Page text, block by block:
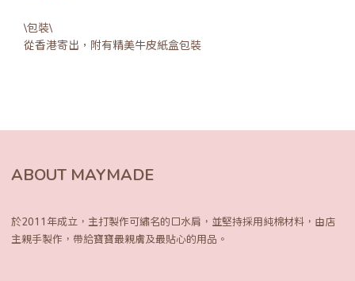
\包裝\
從香港寄出，附有精美牛皮紙盒包裝
ABOUT MAYMADE
於2011年成立，主打製作可繡名的口水肩， 並堅持採用純棉材料，由店
主親手製作， 帶給寶寶最親膚及最貼心的用品。